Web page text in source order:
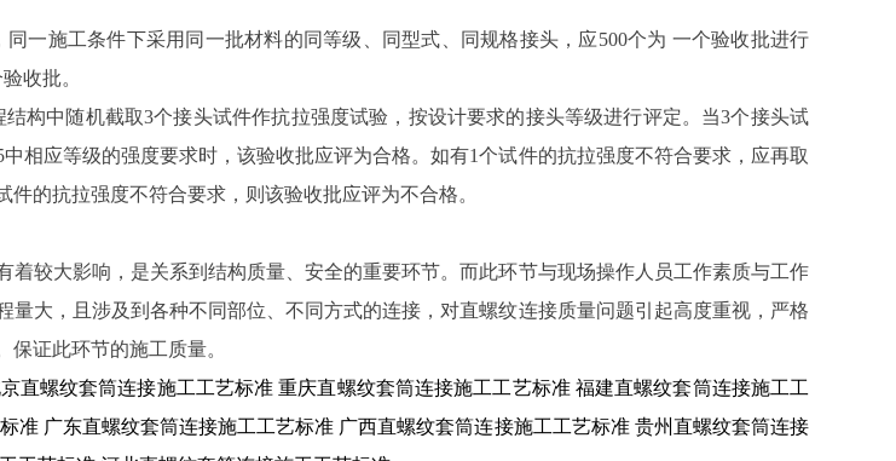
一施工条件下采用同一批材料的同等级、同型式、同规格接头，应500个为 一个验收批进行
收批。
构中随机截取3个接头试件作抗拉强度试验，按设计要求的接头等级进行评定。当3个接头试
相应等级的强度要求时，该验收批应评为合格。如有1个试件的抗拉强度不符合要求，应再取
的抗拉强度不符合要求，则该验收批应评为不合格。
着较大影响，是关系到结构质量、安全的重要环节。而此环节与现场操作人员工作素质与工作
量大，且涉及到各种不同部位、不同方式的连接，对直螺纹连接质量问题引起高度重视，严格
证此环节的施工质量。
直螺纹套筒连接施工工艺标准 重庆直螺纹套筒连接施工工艺标准 福建直螺纹套筒连接施工工
准 广东直螺纹套筒连接施工工艺标准 广西直螺纹套筒连接施工工艺标准 贵州直螺纹套筒连接